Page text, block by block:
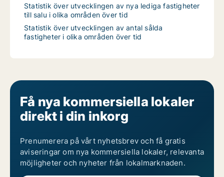
Statistik över utvecklingen av nya lediga fastigheter
till salu i olika områden över tid
Statistik över utvecklingen av antal sålda
fastigheter i olika områden över tid
Få nya kommersiella lokaler
direkt i din inkorg
Prenumerera på vårt nyhetsbrev och få gratis
aviseringar om nya kommersiella lokaler, relevanta
möjligheter och nyheter från lokalmarknaden.